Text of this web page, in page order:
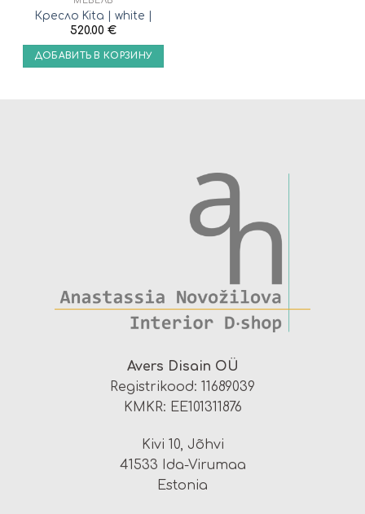
Кресло Kita | white |
520.00 €
ДОБАВИТЬ В КОРЗИНУ
Avers Disain OÜ
Registrikood: 11689039
KMKR: EE101311876
Kivi 10, Jõhvi
41533 Ida-Virumaa
Estonia